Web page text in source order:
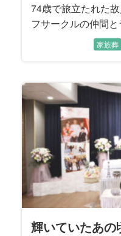
74歳で旅立たれた
フサークルの仲間
ゴルフコンペにも
ー後の飲み会では
駆けつけて下さり
を振り返りながら
家族葬
輝いていたあの